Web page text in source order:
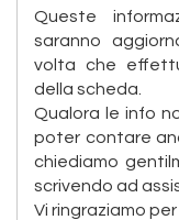
Queste
saranno
volta che
della scheda.
Qualora le info
poter contare
chiediamo
scrivendo ad
Vi ringraziamo